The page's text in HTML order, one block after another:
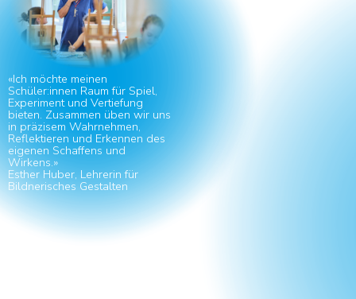
«Ich möchte meinen
Schüler:innen Raum für Spiel,
Experiment und Vertiefung
bieten. Zusammen üben wir uns
in präzisem Wahrnehmen,
Reflektieren und Erkennen des
eigenen Schaffens und
Wirkens.»
Esther Huber, Lehrerin für
Bildnerisches Gestalten